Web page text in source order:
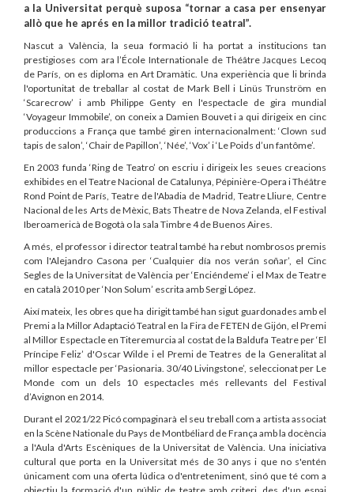
a la Universitat perquè suposa “tornar a casa per ensenyar
allò que he aprés en la millor tradició teatral”.
Nascut a València, la seua formació li ha portat a institucions tan
prestigioses com ara l’École Internationale de Théâtre Jacques Lecoq
de París, on es diploma en Art Dramàtic. Una experiència que li brinda
l'oportunitat de treballar al costat de Mark Bell i Linüs Trunström en
‘Scarecrow’ i amb Philippe Genty en l'espectacle de gira mundial
‘Voyageur Immobile’, on coneix a Damien Bouvet i a qui dirigeix en cinc
produccions a França que també giren internacionalment: ‘Clown sud
tapis de salon’, ‘Chair de Papillon’, ‘Née’, ‘Vox’ i ‘Le Poids d’un fantôme’.
En 2003 funda ‘Ring de Teatro’ on escriu i dirigeix les seues creacions
exhibides en el Teatre Nacional de Catalunya, Pépinière-Opera i Théâtre
Rond Point de París, Teatre de l'Abadia de Madrid, Teatre Lliure, Centre
Nacional de les Arts de Mèxic, Bats Theatre de Nova Zelanda, el Festival
Iberoamericà de Bogotà o la sala Timbre 4 de Buenos Aires.
A més, el professor i director teatral també ha rebut nombrosos premis
com l'Alejandro Casona per ‘Cualquier día nos verán soñar’, el Cinc
Segles de la Universitat de València per ‘Enciéndeme’ i el Max de Teatre
en català 2010 per ‘Non Solum’ escrita amb Sergi López.
Així mateix, les obres que ha dirigit també han sigut guardonades amb el
Premi a la Millor Adaptació Teatral en la Fira de FETEN de Gijón, el Premi
al Millor Espectacle en Titeremurcia al costat de la Baldufa Teatre per ‘El
Príncipe Feliz’ d'Oscar Wilde i el Premi de Teatres de la Generalitat al
millor espectacle per ‘Pasionaria. 30/40 Livingstone’, seleccionat per Le
Monde com un dels 10 espectacles més rellevants del Festival
d’Avignon en 2014.
Durant el 2021/22 Picó compaginarà el seu treball com a artista associat
en la Scène Nationale du Pays de Montbéliard de França amb la docència
a l'Aula d'Arts Escèniques de la Universitat de València. Una iniciativa
cultural que porta en la Universitat més de 30 anys i que no s'entén
únicament com una oferta lúdica o d'entreteniment, sinó que té com a